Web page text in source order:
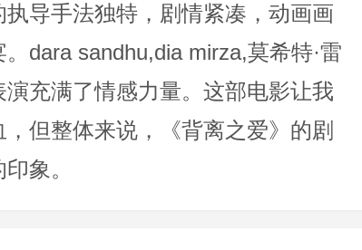
导手法独特，剧情紧凑，动画画
dara sandhu,dia mirza,莫希特·雷
充满了情感力量。这部电影让我
但整体来说，《背离之爱》的剧
象。